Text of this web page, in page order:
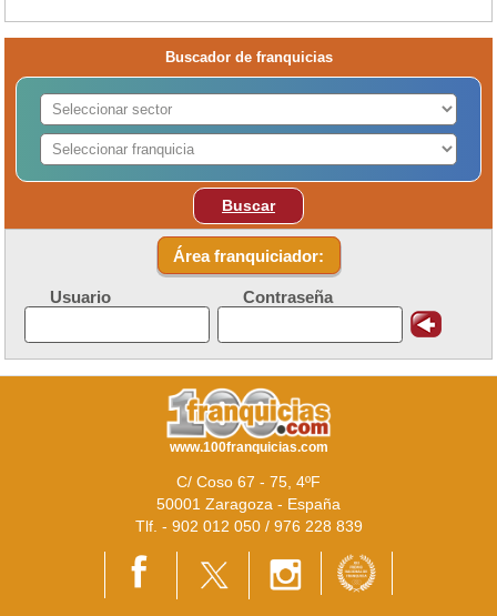
Buscador de franquicias
Buscar
Área franquiciador:
Usuario Contraseña
www.100franquicias.com
C/ Coso 67 - 75, 4ºF
50001 Zaragoza - España
Tlf. - 902 012 050 / 976 228 839